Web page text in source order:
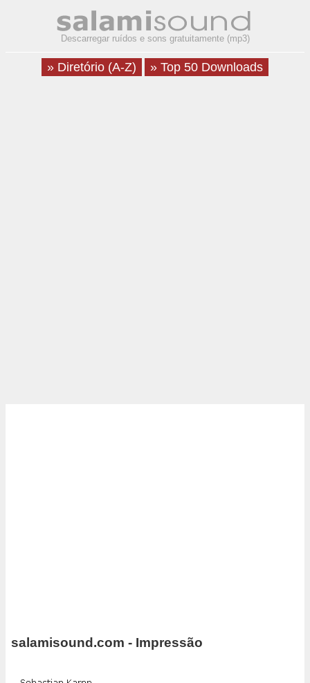
Descarregar ruídos e sons gratuitamente (mp3)
» Diretório (A-Z) » Top 50 Downloads
salamisound.com - Impressão